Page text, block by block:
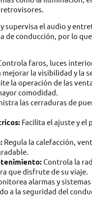
supervisa el audio y
de conducción, por lo
faros, luces
la visibilidad y la
la operación de las
comodidad.
las cerraduras de
Facilita el ajuste y el
Regula la calefacción,
Controla la
que disfrute de su viaje.
alarmas y
a la seguridad del